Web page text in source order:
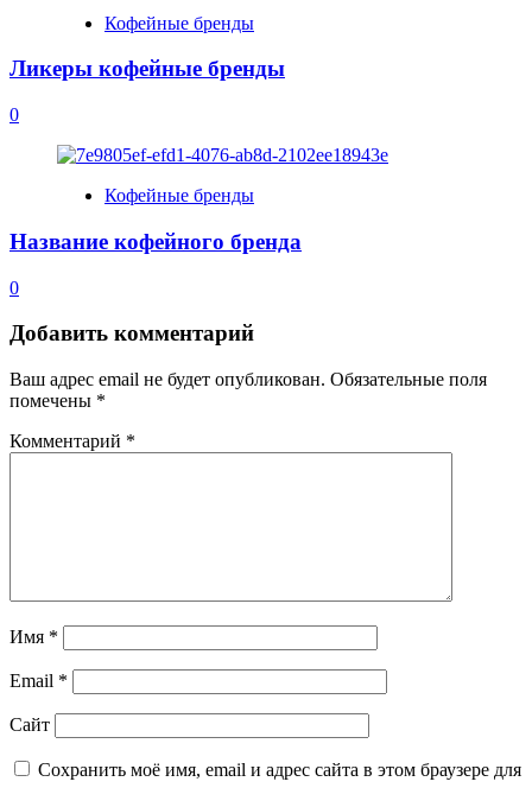
Кофейные бренды
Ликеры кофейные бренды
0
Кофейные бренды
Название кофейного бренда
0
Добавить комментарий
Ваш адрес email не будет опубликован. Обязательные поля
помечены *
Комментарий *
Имя *
Email *
Сайт
Сохранить моё имя, email и адрес сайта в этом браузере для